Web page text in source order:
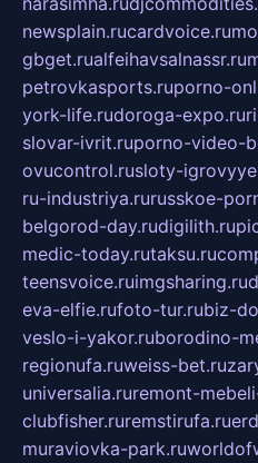
newsplain.rucardvoice.ru
gbget.rualfeihavsalnassr.ru
petrovkasports.ruporno-
york-life.rudoroga-expo.ru
slovar-ivrit.ruporno-video-
ovucontrol.rusloty-
ru-industriya.rurusskoe-
belgorod-day.rudigilith.ru
medic-today.rutaksu.ru
teensvoice.ruimgsharing.ru
eva-elfie.rufoto-tur.rubiz-
veslo-i-yakor.ruborodino-
regionufa.ruweiss-bet.ru
universalia.ruremont-
clubfisher.ruremstirufa.ru
muraviovka-park.ru